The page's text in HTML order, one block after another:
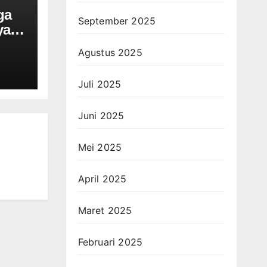
September 2025
Agustus 2025
Juli 2025
Juni 2025
Mei 2025
April 2025
Maret 2025
Februari 2025